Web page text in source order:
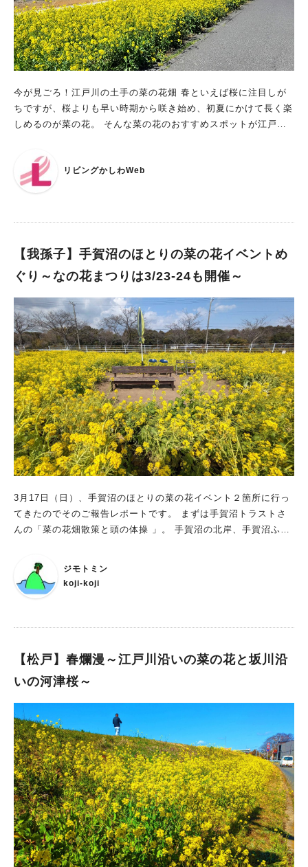
今が見ごろ！江戸川の土手の菜の花畑 春といえば桜に注目しが
ちですが、桜よりも早い時期から咲き始め、初夏にかけて長く楽
しめるのが菜の花。 そんな菜の花のおすすめスポットが江戸川
川の両岸のほとんどは自転車歩行者道となっており、サイクリン
グロードとしても人気です。 特に三郷から野田にかけて数キロ
にわたり、両サイドの土手に咲き乱れる菜の花は黄色いじゅうた
さに鮮やかな黄色がよく映えてきれいなこと！ 出典：リビング
山を眺望できるポイントが数多くあり、中でもこの江戸川堤防か
らの眺めは「関東の富士見百景」の一つとして選定されていま
す。 写真だと分かりづらいですが、矢印のあたりに雪を被った
美しい富士山の姿を眺めることができました。 出典：リビング
かしわWeb すぐそばにはその名も「ふじみ公園」があり、散策
に疲れたら一休みするのもいいですね。 出典：リビングかしわ
Web 遊具もありますが、これだけ広い芝生広場があるので、お
子さんも思いっきり走り回れます。 出典：リビングかしわWeb
写真左奥に見えるのが野田橋で、橋を渡った対岸は埼玉県の松伏
町のあたりです。 埼玉県側の土手の斜面にも菜の花畑が広がっ
ています。 見ごろのピークは3月中旬から4月上旬だそうです。
気候が良くなってくるこの時期、春を探しに出かけてみません
か？ 出典：リビングかしわWeb ふじみ公園 住所：千葉県野田市
まっきー） オリジナルサイトで読む
リビングかしわWeb
【我孫子】手賀沼のほとりの菜の花イベントめ
ぐり～なの花まつりは3/23-24も開催～
3月17日（日）、手賀沼のほとりの菜の花イベント２箇所に行っ
てきたのでそのご報告レポートです。 まずは手賀沼トラストさ
んの「菜の花畑散策と頭の体操 」。 手賀沼の北岸、手賀沼ふれ
いるこのイベント、先月事前記事を書くための訪れたんですが、
今回はイベント開催日に行ってみて「なぞなぞ問題」にチャレン
ジしてみました。 問題は全10問。 やってみると意外と難しく、
ジモトミン
koji-koji
【松戸】春爛漫～江戸川沿いの菜の花と坂川沿
いの河津桜～